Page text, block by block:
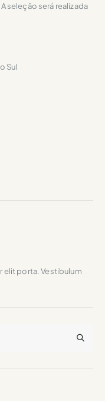
seleção será realizada
Sul
elit porta. Vestibulum